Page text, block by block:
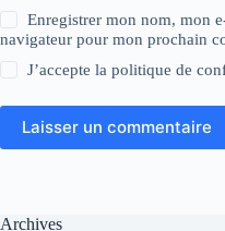
Enregistrer mon nom, mon
navigateur pour mon prochain
J’accepte lapolitique de
Laisser un commentaire
Archives